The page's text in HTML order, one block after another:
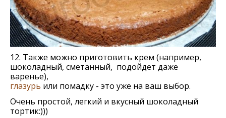
12. Также можно приготовить крем (например,
шоколадный, сметанный, подойдет даже
варенье),
глазурь или помадку - это уже на ваш выбор.
Очень простой, легкий и вкусный шоколадный
тортик:)))